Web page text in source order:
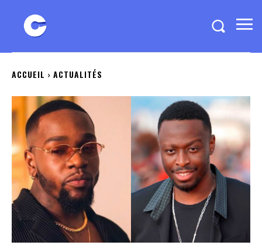
ACCUEIL ACTUALITÉS